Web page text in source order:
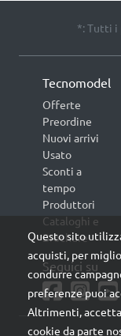
*: Tutti i
Tecnomodel
Offerte
Preordine
Nuovi arrivi
Usato
Sconti a
tempo
Produttori
Cataloghi e
Brochure
Seguici su
Questo sito
acquisti, per
condurre
preferenze puoi
Altrimenti,
cookie da parte